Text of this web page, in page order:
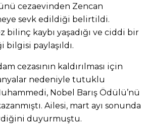
cezaevinden Zencan
sevk edildiği belirtildi.
bilinç kaybı yaşadığı ve ciddi bir
paylaşıldı.
cezasının kaldırılması için
nedeniyle tutuklu
Nobel Barış Ödülü’nü
Ailesi, mart ayı sonunda
duyurmuştu.